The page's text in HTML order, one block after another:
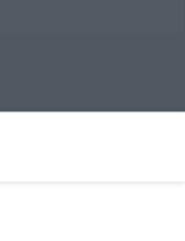
Informacyjny Miasta